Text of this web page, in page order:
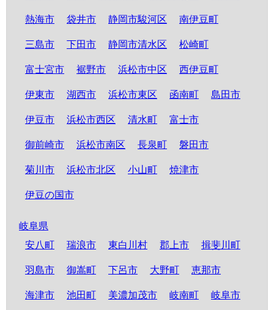
熱海市 袋井市 静岡市駿河区 南伊豆町
三島市 下田市 静岡市清水区 松崎町
富士宮市 裾野市 浜松市中区 西伊豆町
伊東市 湖西市 浜松市東区 函南町 島田市
伊豆市 浜松市西区 清水町 富士市
御前崎市 浜松市南区 長泉町 磐田市
菊川市 浜松市北区 小山町 焼津市
伊豆の国市
岐阜県
安八町
瑞浪市 東白川村 郡上市 揖斐川町
羽島市 御嵩町 下呂市 大野町 恵那市
海津市 池田町 美濃加茂市 岐南町 岐阜市